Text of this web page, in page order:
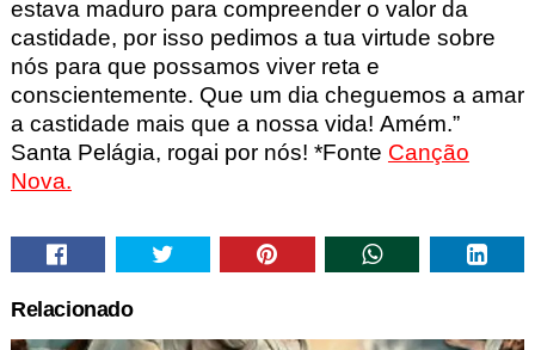
estava maduro para compreender o valor da
castidade, por isso pedimos a tua virtude sobre
nós para que possamos viver reta e
conscientemente. Que um dia cheguemos a amar
a castidade mais que a nossa vida! Amém.”
Santa Pelágia, rogai por nós! *Fonte Canção
Nova.
Relacionado